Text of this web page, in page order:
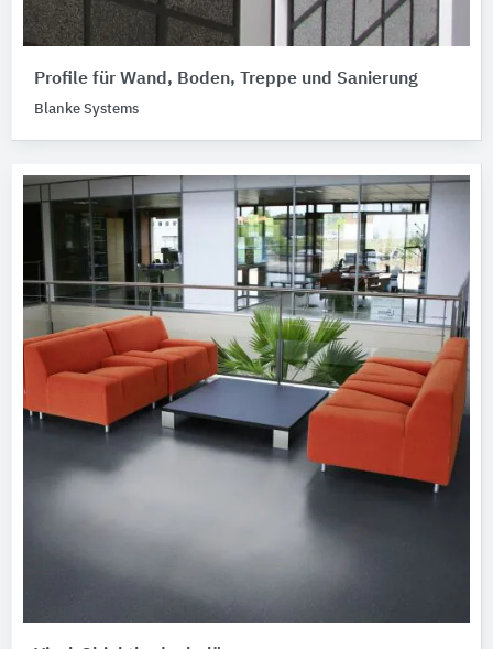
Profile für Wand, Boden, Treppe und Sanierung
Blanke Systems